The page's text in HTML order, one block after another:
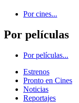
Por cines...
Por películas
Por películas...
Estrenos
Pronto en Cines
Noticias
Reportajes